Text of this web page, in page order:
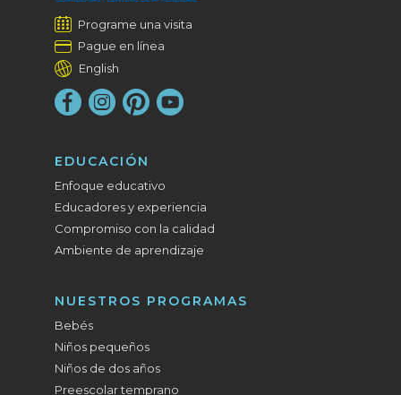
Programe una visita
Pague en línea
English
EDUCACIÓN
Enfoque educativo
Educadores y experiencia
Compromiso con la calidad
Ambiente de aprendizaje
NUESTROS PROGRAMAS
Bebés
Niños pequeños
Niños de dos años
Preescolar temprano